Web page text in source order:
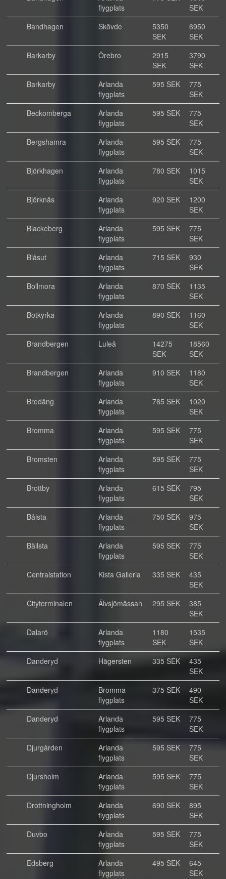
flygplats
SEK
Bandhagen
Skövde
5350
SEK
6950
SEK
Barkarby
Örebro
2915
SEK
3790
SEK
Barkarby
Arlanda
flygplats
595 SEK
775
SEK
Beckomberga
Arlanda
flygplats
595 SEK
775
SEK
Bergshamra
Arlanda
flygplats
595 SEK
775
SEK
Björkhagen
Arlanda
flygplats
780 SEK
1015
SEK
Björknäs
Arlanda
flygplats
920 SEK
1200
SEK
Blackeberg
Arlanda
flygplats
595 SEK
775
SEK
Blåsut
Arlanda
flygplats
715 SEK
930
SEK
Bollmora
Arlanda
flygplats
870 SEK
1135
SEK
Botkyrka
Arlanda
flygplats
890 SEK
1160
SEK
Brandbergen
Luleå
14275
SEK
18560
SEK
Brandbergen
Arlanda
flygplats
910 SEK
1180
SEK
Bredäng
Arlanda
flygplats
785 SEK
1020
SEK
Bromma
Arlanda
flygplats
595 SEK
775
SEK
Bromsten
Arlanda
flygplats
595 SEK
775
SEK
Brottby
Arlanda
flygplats
615 SEK
795
SEK
Bålsta
Arlanda
flygplats
750 SEK
975
SEK
Bällsta
Arlanda
flygplats
595 SEK
775
SEK
Centralstation
Kista Galleria 335 SEK
435
SEK
Cityterminalen
Älvsjömässan 295 SEK
385
SEK
Dalarö
Arlanda
flygplats
1180
SEK
1535
SEK
Danderyd
Hägersten 335 SEK
435
SEK
Danderyd
Bromma
flygplats
375 SEK
490
SEK
Danderyd
Arlanda
flygplats
595 SEK
775
SEK
Djurgården
Arlanda
flygplats
595 SEK
775
SEK
Djursholm
Arlanda
flygplats
595 SEK
775
SEK
Drottningholm
Arlanda
flygplats
690 SEK
895
SEK
Duvbo
Arlanda
flygplats
595 SEK
775
SEK
Edsberg
Arlanda
flygplats
495 SEK
645
SEK